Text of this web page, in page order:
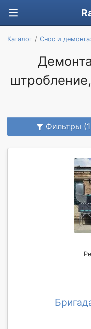
Каталог Снос и
Фильтры